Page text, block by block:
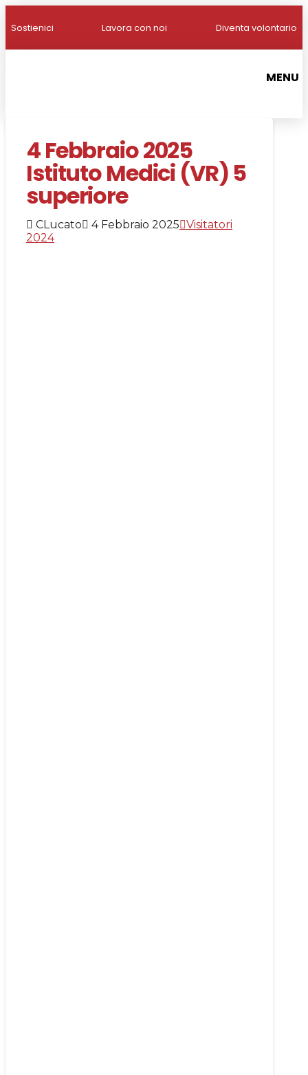
Sostienici Lavora con noi Diventa volontario
MENU
4 Febbraio 2025
Istituto Medici (VR) 5
superiore
CLucato 4 Febbraio 2025 Visitatori
2024